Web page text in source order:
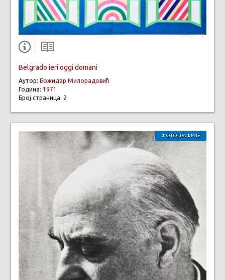
Belgrado ieri oggi domani
Аутор: Божидар Милорадовић
Година: 1971
Број страница: 2
ФОТОГРАФИЈЕ